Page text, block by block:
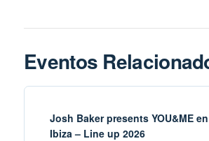
Eventos
Josh Baker presents YOU&ME
Ibiza – Line up 2026